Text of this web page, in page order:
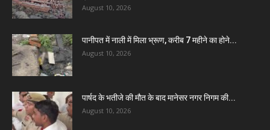
August 10, 2026
पानीपत में नाली में मिला भ्रूण, करीब 7 महीने का होने...
August 10, 2026
पार्षद के भतीजे की मौत के बाद मानेसर नगर निगम की...
August 10, 2026